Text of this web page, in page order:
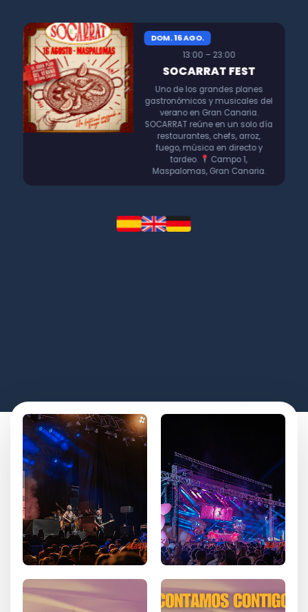
DOM. 16 AGO.
13:00 – 23:00
SOCARRAT FEST
Uno de los grandes planes
gastronómicos y musicales del
verano en Gran Canaria.
SOCARRAT reúne en un solo día
restaurantes, chefs, arroz,
fuego, música en directo y
tardeo.
Campo 1,
Maspalomas, Gran Canaria.